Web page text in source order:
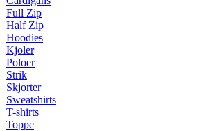
Full Zip
Half Zip
Hoodies
Kjoler
Poloer
Strik
Skjorter
Sweatshirts
T-shirts
Toppe